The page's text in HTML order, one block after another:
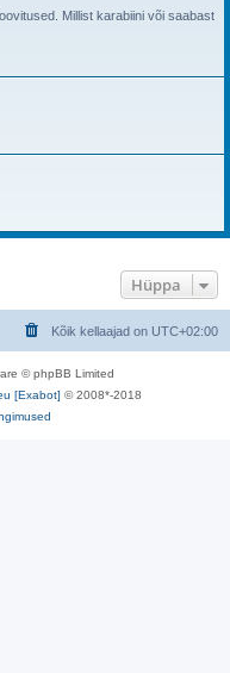
Millist karabiini või saabast
Hüppa
Kõik kellaajad on UTC+02:00
© phpBB Limited
[Exabot] © 2008*-2018